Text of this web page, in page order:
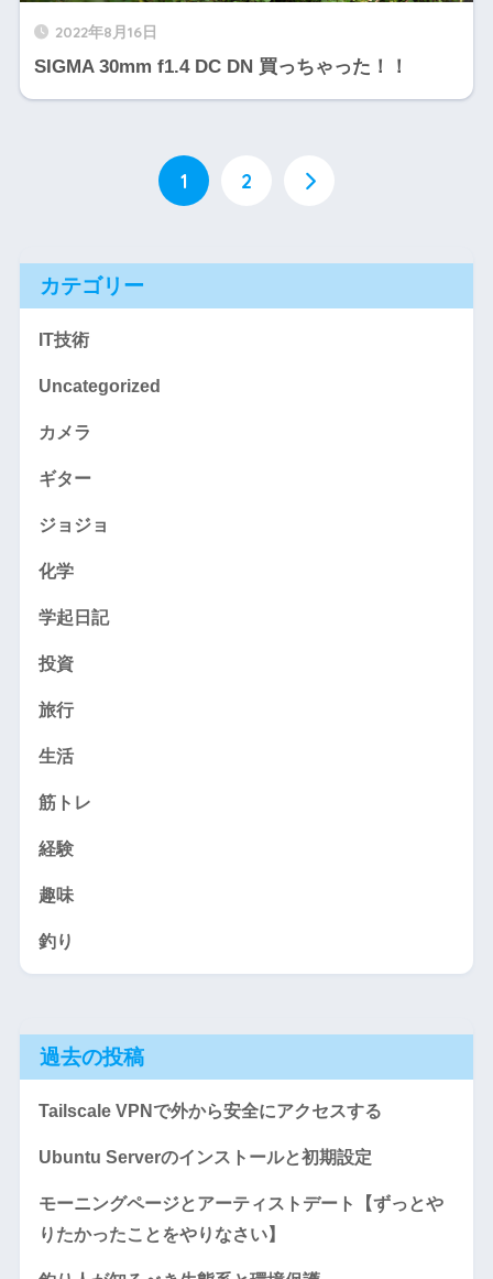
2022年8月16日
SIGMA 30mm f1.4 DC DN 買っちゃった！！
1 2
カテゴリー
IT技術
Uncategorized
カメラ
ギター
ジョジョ
化学
学起日記
投資
旅行
生活
筋トレ
経験
趣味
釣り
過去の投稿
Tailscale VPNで外から安全にアクセスする
Ubuntu Serverのインストールと初期設定
モーニングページとアーティストデート【ずっとや
りたかったことをやりなさい】